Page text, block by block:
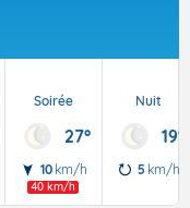
Soirée
27°
10 km/h
40 km/h
Nuit
19°
5 km/h